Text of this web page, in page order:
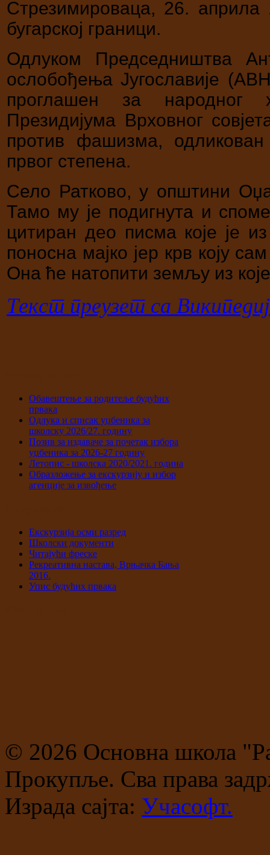
Стрезимироваца, 26. априла
бугарској граници.
Одлуком Председништва
ослобођења Југославије
проглашен за народног
Президијума Врховног
против фашизма,
првог степена.
Село Ратково, у општини
Тамо му је подигнута и
цитиран део писма које је
поносна мајко јер крв коју
Она ће натопити земљу из
Текст преузет са
Обавештење за родитеље будућих
првака
Одлука и списак уџбеника за
школску 2026/27. годину
Позив за издаваче за почетак избора
уџбеника за 2026-27 годину
Летопис - школска 2020/2021. година
Образложење за екскурзију и избор
агенције за извођење
Екскурзија осми разред
Школски документи
Читајући фреске
Рекреативна настава, Врњачка Бања
2016.
Упис будућих првака
© 2026 Основна школа
Прокупље. Сва права
Израда сајта: Учасофт.